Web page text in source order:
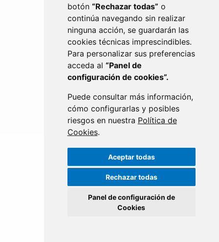
botón “Rechazar todas” o
continúa navegando sin realizar
ninguna acción, se guardarán las
cookies técnicas imprescindibles.
Para personalizar sus preferencias
acceda al “Panel de
configuración de cookies”.
Puede consultar más información,
cómo configurarlas y posibles
riesgos en nuestra Política de
Cookies.
Aceptar todas
Rechazar todas
Panel de configuración de
Cookies
DESARROLLO EMPRESARIAL